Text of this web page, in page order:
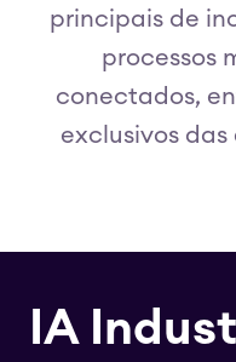
principais de
processos
conectados,
exclusivos das
IA